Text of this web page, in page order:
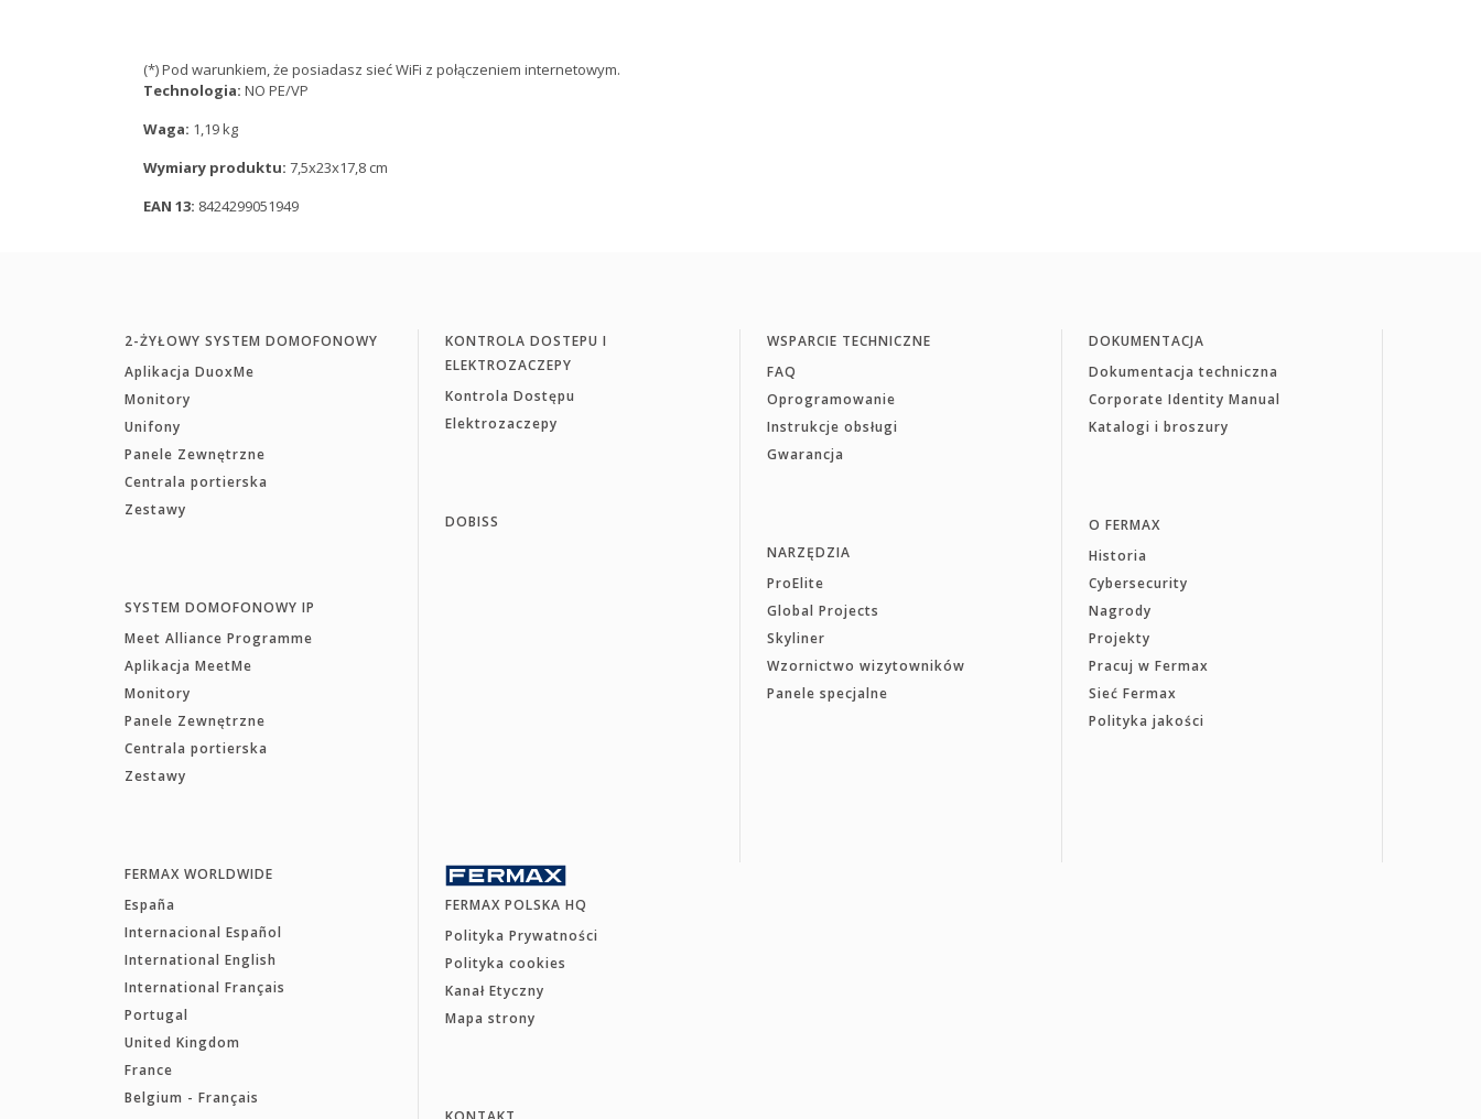
(*) Pod warunkiem, że posiadasz sieć WiFi z połączeniem internetowym.
Technologia: NO PE/VP
Waga: 1,19 kg
Wymiary produktu: 7,5x23x17,8 cm
EAN 13: 8424299051949
2-ŻYŁOWY SYSTEM DOMOFONOWY
Aplikacja DuoxMe
Monitory
Unifony
Panele Zewnętrzne
Centrala portierska
Zestawy
SYSTEM DOMOFONOWY IP
Meet Alliance Programme
Aplikacja MeetMe
Monitory
Panele Zewnętrzne
Centrala portierska
Zestawy
KONTROLA DOSTEPU I
ELEKTROZACZEPY
Kontrola Dostępu
Elektrozaczepy
DOBISS
WSPARCIE TECHNICZNE
FAQ
Oprogramowanie
Instrukcje obsługi
Gwarancja
NARZĘDZIA
ProElite
Global Projects
Skyliner
Wzornictwo wizytowników
Panele specjalne
DOKUMENTACJA
Dokumentacja techniczna
Corporate Identity Manual
Katalogi i broszury
O FERMAX
Historia
Cybersecurity
Nagrody
Projekty
Pracuj w Fermax
Sieć Fermax
Polityka jakości
FERMAX WORLDWIDE
España
Internacional Español
International English
International Français
Portugal
United Kingdom
France
Belgium - Français
FERMAX POLSKA HQ
Polityka Prywatności
Polityka cookies
Kanał Etyczny
Mapa strony